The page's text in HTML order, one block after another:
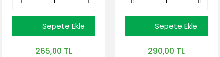
Sepete Ekle
265,00 TL
Sepete Ekle
290,00 TL